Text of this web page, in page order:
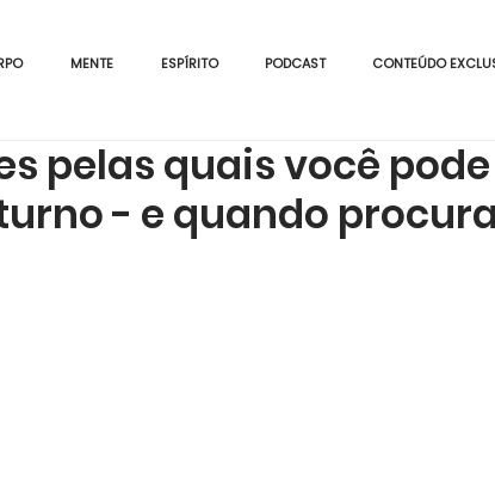
MENTE ESPÍRITO PODCAST CONTEÚDO
pelas quais você
- e quando